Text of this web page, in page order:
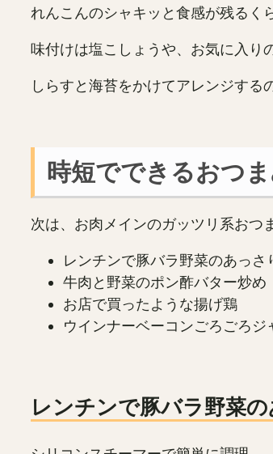
れんこんのシャキッと食感が残るく
味付けは塩こしょうや、お気に入り
しらすと海苔をかけてアレンジす
時短でできるおつま
次は、お肉メインのガッツリ系おつ
レンチンで豚バラ野菜のあっさ
牛肉と野菜のポン酢バター炒め
お店で買ったような揚げ鶏
ウインナーベーコンごろごろジ
レンチンで豚バラ野菜